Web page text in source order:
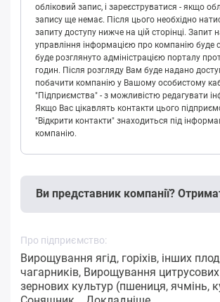
обліковий запис, і зареєструватися - якщо
запису ще немає. Після цього необхідно
запиту доступу нижче на цій сторінці. Запит
управління інформацією про компанію буде
буде розглянуто адміністрацією порталу
годин. Після розгляду Вам буде надано
побачити компанію у Вашому особистому
"Підприємства" - з можливістю редагувати
Якщо Вас цікавлять контакти цього
"Відкрити контакти" знаходиться під
компанію.
Ви представник компанії?
Про підприємство:
Вирощування ягід, горіхів, інших
чагарників, Вирощування
зернових культур (пшениця, ячмінь,